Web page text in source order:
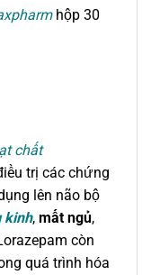
hộp 30
chất
trị các chứng
lên não bộ
kinh, mất ngủ,
còn
quá trình hóa